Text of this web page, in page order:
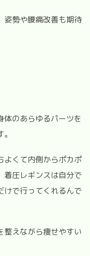
姿勢や腰痛改善も期待
体のあらゆるパーツを
よくて内側からポカポ
着圧レギンスは自分で
けで行ってくれるんで
整えながら痩せやすい